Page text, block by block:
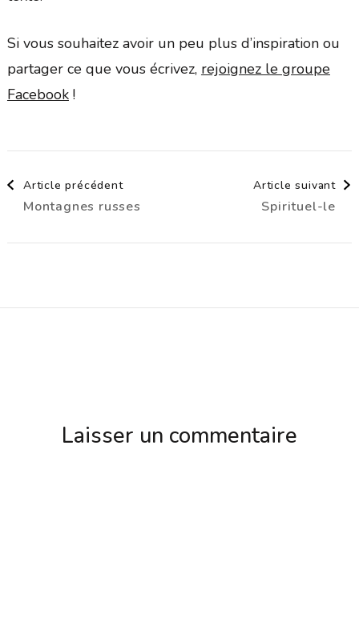
Si vous souhaitez avoir un peu plus d’inspiration ou
partager ce que vous écrivez, rejoignez le groupe
Facebook!
Navigation
d'article
Article précédent
Montagnes russes
Article suivant
Spirituel-le
Laisser un commentaire